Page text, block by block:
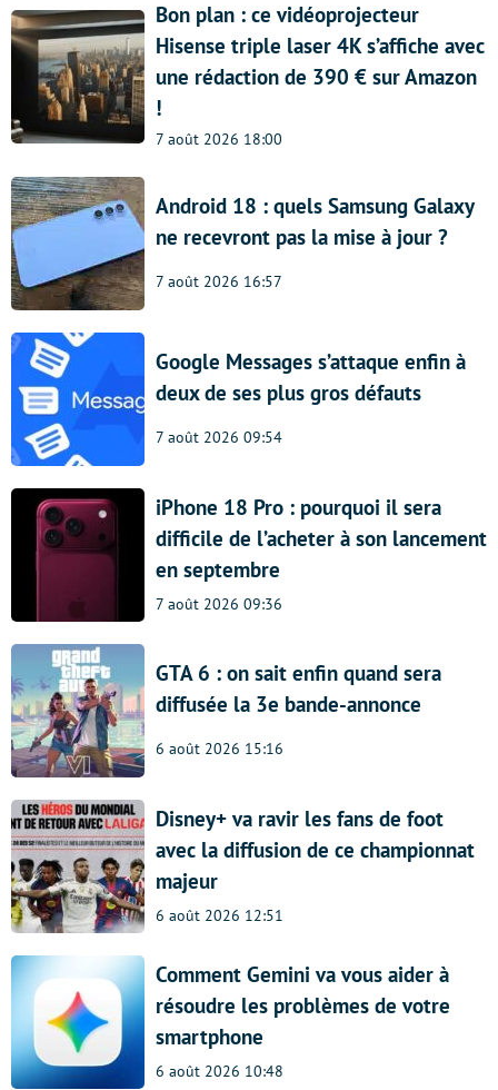
Bon plan : ce vidéoprojecteur
Hisense triple laser 4K s’affiche avec
une rédaction de 390 € sur Amazon
!
7 août 2026 18:00
Android 18 : quels Samsung Galaxy
ne recevront pas la mise à jour ?
7 août 2026 16:57
Google Messages s’attaque enfin à
deux de ses plus gros défauts
7 août 2026 09:54
iPhone 18 Pro : pourquoi il sera
difficile de l’acheter à son lancement
en septembre
7 août 2026 09:36
GTA 6 : on sait enfin quand sera
diffusée la 3e bande-annonce
6 août 2026 15:16
Disney+ va ravir les fans de foot
avec la diffusion de ce championnat
majeur
6 août 2026 12:51
Comment Gemini va vous aider à
résoudre les problèmes de votre
smartphone
6 août 2026 10:48